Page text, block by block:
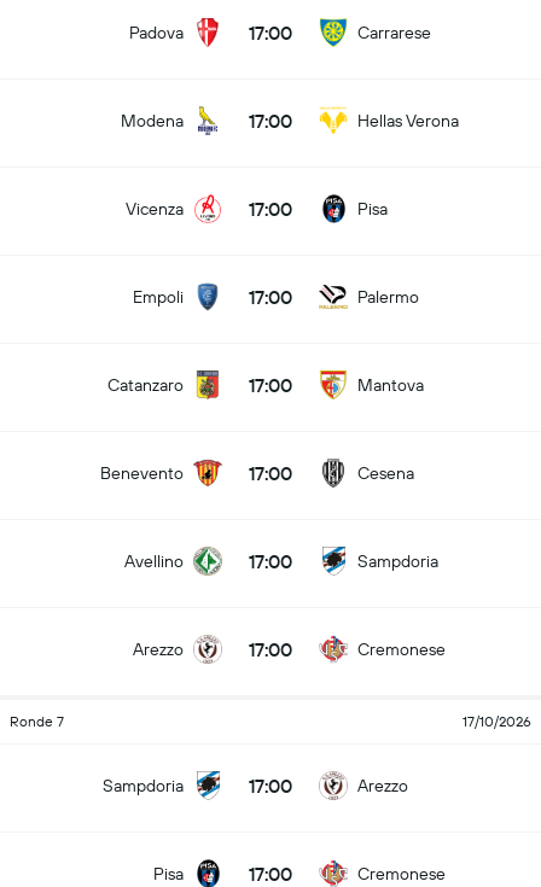
Padova 17:00 Carrarese
Modena 17:00 Hellas Verona
Vicenza 17:00 Pisa
Empoli 17:00 Palermo
Catanzaro 17:00 Mantova
Benevento 17:00 Cesena
Avellino 17:00 Sampdoria
Arezzo 17:00 Cremonese
Ronde 7 17/10/2026
Sampdoria 17:00 Arezzo
Pisa 17:00 Cremonese